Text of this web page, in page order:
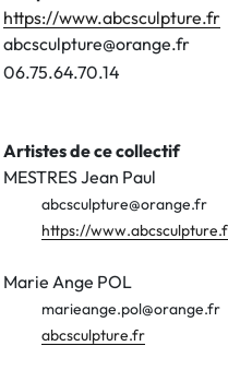
https://www.abcsculpture.fr
abcsculpture@orange.fr
06.75.64.70.14
Artistes de ce collectif
MESTRES Jean Paul
abcsculpture@orange.fr
https://
Marie Ange POL
marieange.pol@orange.fr
abcsculpture.fr